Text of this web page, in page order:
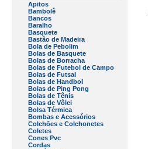
Apitos
Bambolê
Bancos
Baralho
Basquete
Bastão de Madeira
Bola de Pebolim
Bolas de Basquete
Bolas de Borracha
Bolas de Futebol de Campo
Bolas de Futsal
Bolas de Handbol
Bolas de Ping Pong
Bolas de Tênis
Bolas de Vôlei
Bolsa Térmica
Bombas e Acessórios
Colchões e Colchonetes
Coletes
Cones Pvc
Cordas